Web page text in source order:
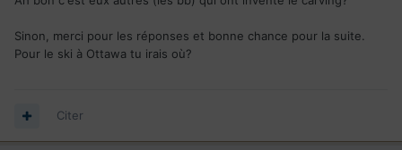
Sinon, merci pour les réponses et bonne chance pour la suite.
Pour le ski à Ottawa tu irais où?
Citer